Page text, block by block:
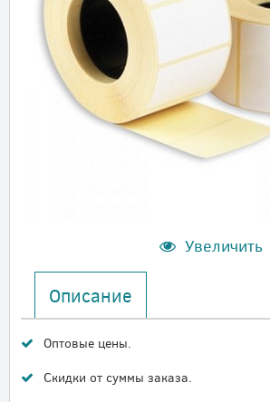
Увеличить
Описание
Оптовые цены.
Скидки от суммы заказа.